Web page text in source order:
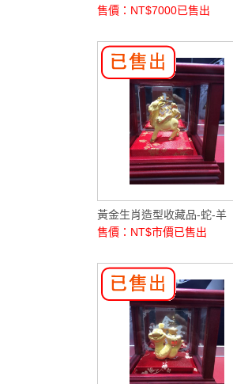
售價：NT$7000已售出
黃金生肖造型收藏品-蛇-羊
售價：NT$市價已售出